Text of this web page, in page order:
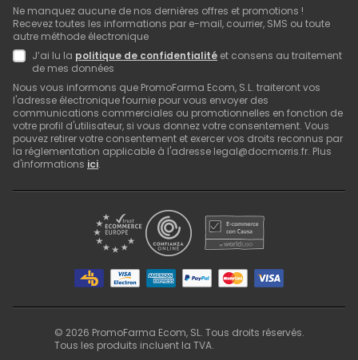
Ne manquez aucune de nos dernières offres et promotions !
Recevez toutes les informations par e-mail, courrier, SMS ou toute
autre méthode électronique
J’ai lu la politique de confidentialité et consens au traitement
de mes données
Nous vous informons que PromoFarma Ecom, S.L. traiteront vos
l'adresse électronique fournie pour vous envoyer des
communications commerciales ou promotionnelles en fonction de
votre profil d'utilisateur, si vous donnez votre consentement. Vous
pouvez retirer votre consentement et exercer vos droits reconnus par
la réglementation applicable à l'adresse legal@docmorris.fr. Plus
d'informations ici.
© 2026 PromoFarma Ecom, SL. Tous droits réservés.
Tous les produits incluent la TVA.